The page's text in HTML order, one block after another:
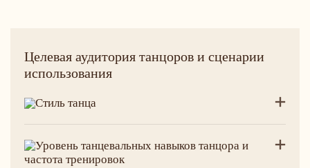
Целевая аудитория танцоров и сценарии
использования
Стиль танца
Уровень танцевальных навыков танцора и
частота тренировок